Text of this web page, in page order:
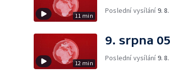
11 min
Poslední vysílání9.
12 min
9. srpna
Poslední vysílání9.